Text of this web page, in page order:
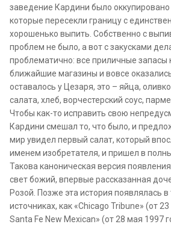
заведение Кардини было
которые пересекли границу с
хорошенько выпить. Собственно с
проблем не было, а вот с закусками
проблематично: все приличные запасы
ближайшие магазины и вовсе
оставалось у Цезаря, это – яйца,
салата, хлеб, ворчестерский соус,
Чтобы как-то исправить свою
Кардини смешал то, что было, и
мир увидел первый салат, который
именем изобретателя, и пришел в
Такова каноническая версия
свет божий, впервые рассказанная
Розой. Позже эта история появлялась
источниках, как «Chicago Tribune» (от
Santa Fe New Mexican» (от 28 мая 1997